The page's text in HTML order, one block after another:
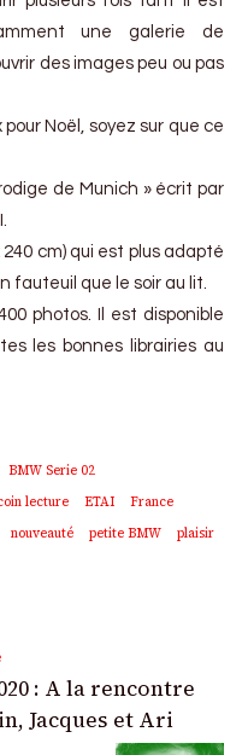
une galerie de
des images peu ou pas
Noël, soyez sur que ce
de Munich » écrit par
cm) qui est plus adapté
fauteuil que le soir au lit.
photos. Il est disponible
les bonnes librairies au
BMW Serie 02
lecture ETAI
France
nouveauté petite BMW
plaisir
: A la rencontre
Jacques et Ari